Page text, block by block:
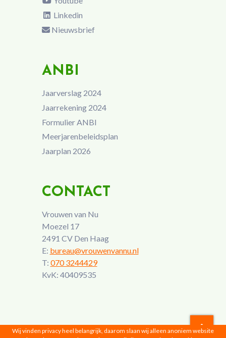
Linkedin
Nieuwsbrief
ANBI
Jaarverslag 2024
Jaarrekening 2024
Formulier ANBI
Meerjarenbeleidsplan
Jaarplan 2026
CONTACT
Vrouwen van Nu
Moezel 17
2491 CV Den Haag
E: bureau@vrouwenvannu.nl
T: 070 3244429
KvK: 40409535
Wij vinden privacy heel belangrijk, daarom slaan wij alleen anoniem website